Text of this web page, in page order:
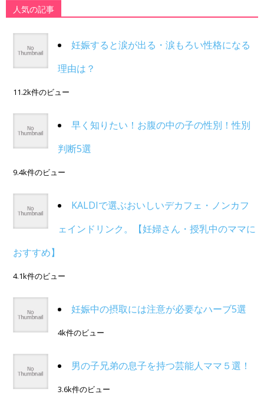
人気の記事
妊娠すると涙が出る・涙もろい性格になる
理由は？
11.2k件のビュー
早く知りたい！お腹の中の子の性別！性別
判断5選
9.4k件のビュー
KALDIで選ぶおいしいデカフェ・ノンカフ
ェインドリンク。【妊婦さん・授乳中のママに
おすすめ】
4.1k件のビュー
妊娠中の摂取には注意が必要なハーブ5選
4k件のビュー
男の子兄弟の息子を持つ芸能人ママ５選！
3.6k件のビュー